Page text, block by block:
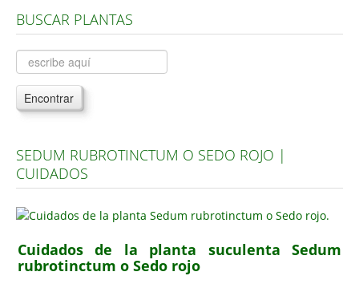
Árboles, Cicas y Palmeras de la G a la Z
Plantas Anuales y Perennes
Plantas Bulbosas y Acuáticas
Plantas de Interior
Plantas Aromáticas y de Huerto
Plantas Carnívoras y Orquídeas
Consejos
Hemisferio Norte
Hemisferio Sur
BUSCAR PLANTAS
Encontrar
SEDUM RUBROTINCTUM O SEDO ROJO |
CUIDADOS
Cuidados de la planta suculenta Sedum
rubrotinctum o Sedo rojo